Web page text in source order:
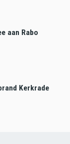
aan Rabo
Kerkrade